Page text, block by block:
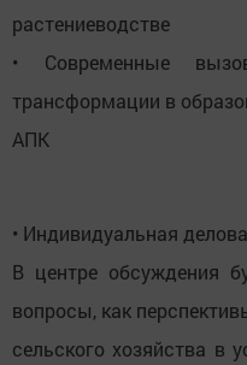
растениеводстве
• Современные
трансформации в
АПК
• Индивидуальная
В центре обсуждения
вопросы, как
сельского хозяйства в